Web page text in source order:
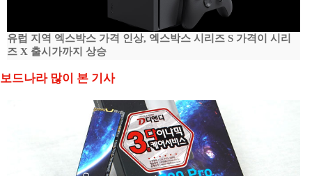
유럽 지역 엑스박스 가격 인상, 엑스박스 시리즈 S 가격이 시리
즈 X 출시가까지 상승
보드나라 많이 본 기사